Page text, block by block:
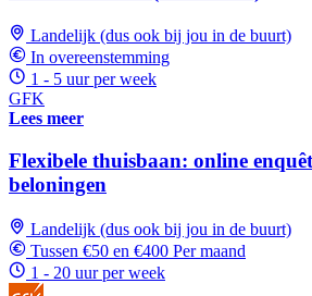
Landelijk (dus ook bij jou in de buurt)
In overeenstemming
1 - 5 uur per week
GFK
Lees meer
Flexibele thuisbaan: online
beloningen
Landelijk (dus ook bij jou in de buurt)
Tussen €50 en €400 Per maand
1 - 20 uur per week